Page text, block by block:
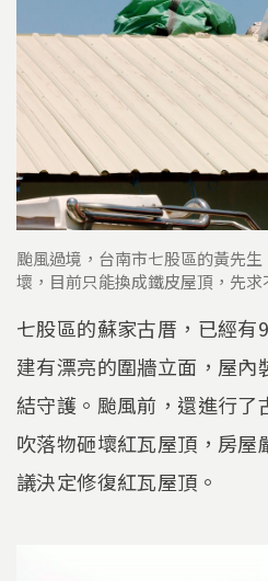
颱風過境，台南市七股區的黃先
壞，目前只能換成鐵皮屋頂，先求
七股區的蘇家古厝，已經有
建有漂亮的圍牆立面，屋內
結守護。颱風前，還進行了
吹落物砸壞紅瓦屋頂，房屋
議決定修復紅瓦屋頂。